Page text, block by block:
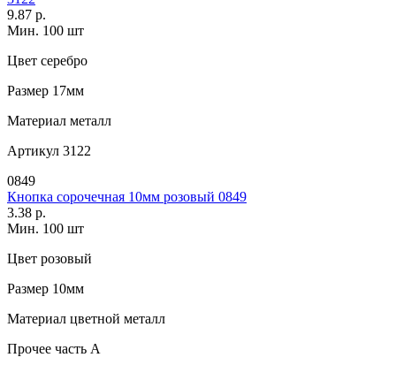
9.87 р.
Мин. 100 шт
Цвет серебро
Размер 17мм
Материал металл
Артикул 3122
0849
Кнопка сорочечная 10мм розовый 0849
3.38 р.
Мин. 100 шт
Цвет розовый
Размер 10мм
Материал цветной металл
Прочее часть A